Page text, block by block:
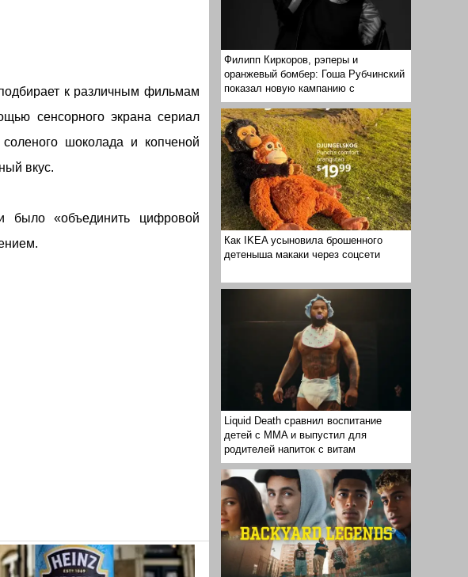
Филипп Киркоров, рэперы и
оранжевый бомбер: Гоша Рубчинский
показал новую кампанию с
Как IKEA усыновила брошенного
детеныша макаки через соцсети
Liquid Death сравнил воспитание
детей с MMA и выпустил для
родителей напиток с витам
к различным фильмам
сенсорного экрана сериал
шоколада и копченой
вкус.
было «объединить цифровой